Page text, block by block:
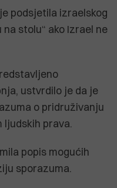
podsjetila izraelskog
stolu“ ako Izrael ne
ustvrdilo je da je
o pridruživanju
ljudskih prava.
popis mogućih
sporazuma.